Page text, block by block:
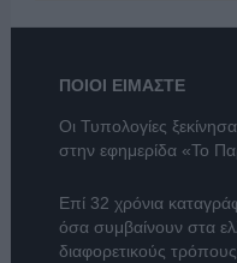
ΠΟΙΟΙ ΕΙΜΑΣΤΕ
Οι Τυπολογίες
στην εφημερίδα «Το
Επί 32 χρόνια
όσα συμβαίνουν στα
διαφορετικούς